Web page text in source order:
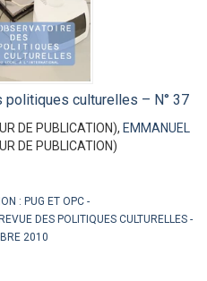
politiques culturelles – N° 37
DE PUBLICATION), EMMANUEL
DE PUBLICATION)
: PUG ET OPC
DES POLITIQUES CULTURELLES
2010